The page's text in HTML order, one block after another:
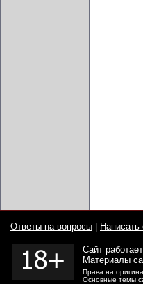
Ответы на вопросы
Сайт
Материалы
Права на
Основные темы